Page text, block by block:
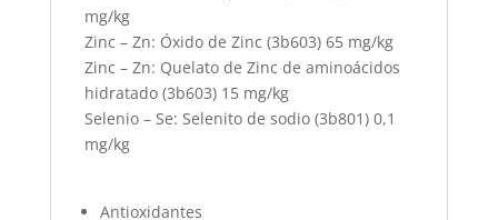
mg/kg
Zinc – Zn: Óxido de Zinc (3b603) 65 mg/kg
Zinc – Zn: Quelato de Zinc de aminoácidos
hidratado (3b603) 15 mg/kg
Selenio – Se: Selenito de sodio (3b801) 0,1
mg/kg
Antioxidantes